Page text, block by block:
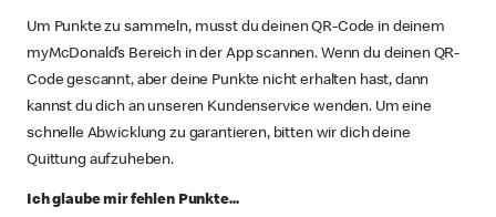
Um Punkte zu sammeln, musst du deinen QR-Code in deinem
myMcDonald’s Bereich in der App scannen. Wenn du deinen QR-
Code gescannt, aber deine Punkte nicht erhalten hast, dann
kannst du dich an unseren Kundenservice wenden. Um eine
schnelle Abwicklung zu garantieren, bitten wir dich deine
Quittung aufzuheben.
Ich glaube mir fehlen Punkte...